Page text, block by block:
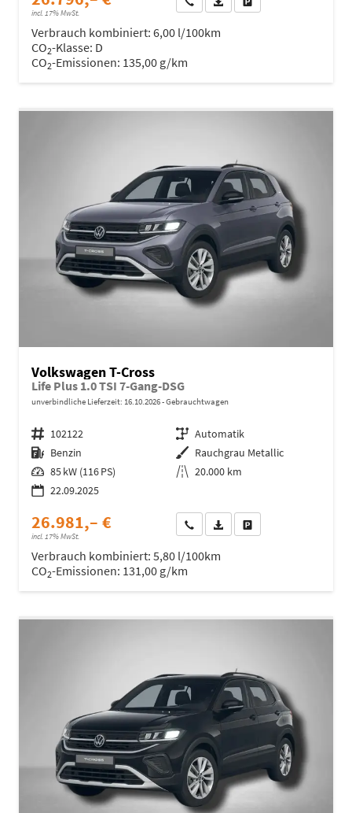
incl. 17% MwSt.
Verbrauch kombiniert: 6,00 l/100km
CO2-Klasse: D
CO2-Emissionen: 135,00 g/km
Volkswagen T-Cross
Life Plus 1.0 TSI 7-Gang-DSG
unverbindliche Lieferzeit: 16.10.2026 Gebrauchtwagen
Fahrzeugnr. 102122 Getriebe Automatik
Kraftstoff Benzin Außenfarbe Rauchgrau Metallic
Leistung 85 kW (116 PS) Kilometerstand 20.000 km
22.09.2025
26.981,– €
incl. 17% MwSt.
Wir rufen Sie anFahrzeugexposé (PDF)
Verbrauch kombiniert: 5,80 l/100km
CO2-Emissionen: 131,00 g/km